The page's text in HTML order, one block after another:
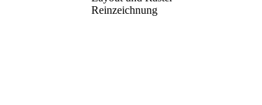
Reinzeichnung